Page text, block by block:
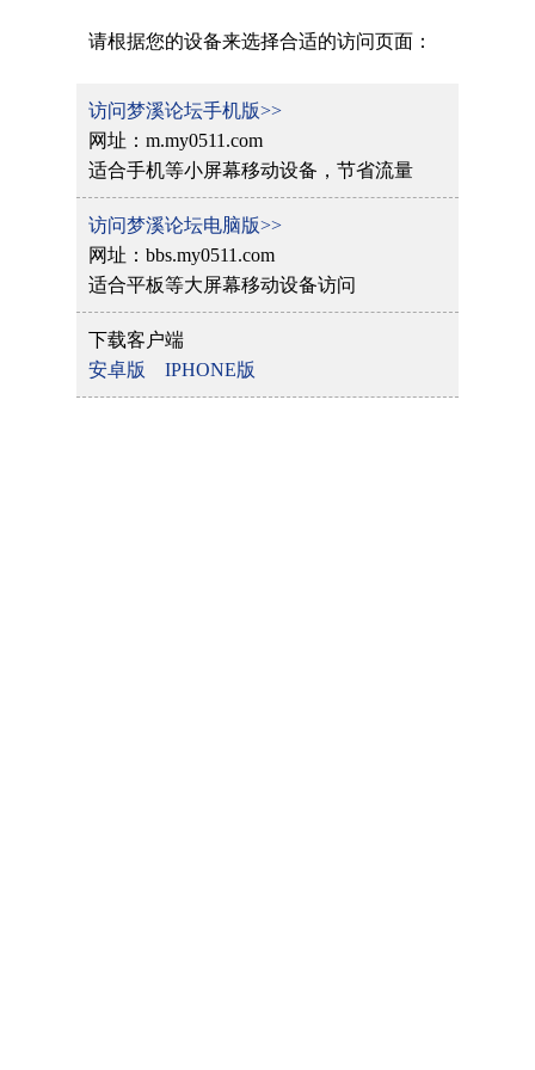
请根据您的设备来选择合适的访问页面：
访问梦溪论坛手机版>>
网址：m.my0511.com
适合手机等小屏幕移动设备，节省流量
访问梦溪论坛电脑版>>
网址：bbs.my0511.com
适合平板等大屏幕移动设备访问
下载客户端
安卓版
IPHONE版